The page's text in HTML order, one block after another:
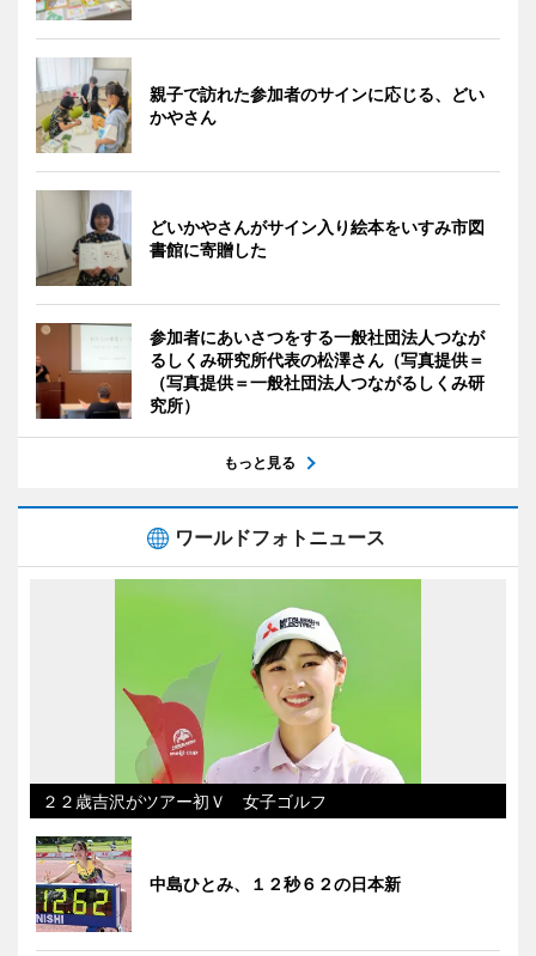
親子で訪れた参加者のサインに応じる、どい
かやさん
どいかやさんがサイン入り絵本をいすみ市図
書館に寄贈した
参加者にあいさつをする一般社団法人つなが
るしくみ研究所代表の松澤さん（写真提供＝
（写真提供＝一般社団法人つながるしくみ研
究所）
もっと見る
ワールドフォトニュース
２２歳吉沢がツアー初Ｖ 女子ゴルフ
中島ひとみ、１２秒６２の日本新